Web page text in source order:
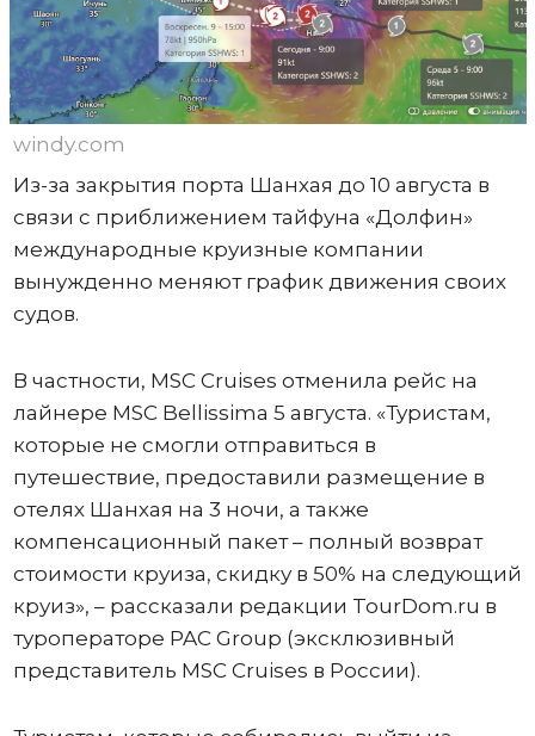
windy.com
Из-за закрытия порта Шанхая до 10 августа в
связи с приближением тайфуна «Долфин»
международные круизные компании
вынужденно меняют график движения своих
судов.
В частности, MSC Cruises отменила рейс на
лайнере MSC Bellissima 5 августа. «Туристам,
которые не смогли отправиться в
путешествие, предоставили размещение в
отелях Шанхая на 3 ночи, а также
компенсационный пакет – полный возврат
стоимости круиза, скидку в 50% на следующий
круиз», – рассказали редакции TourDom.ru в
туроператоре PAC Group (эксклюзивный
представитель MSC Cruises в России).